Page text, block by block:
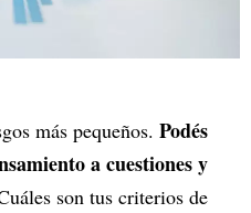
más pequeños. Podés
a cuestiones y
son tus criterios de